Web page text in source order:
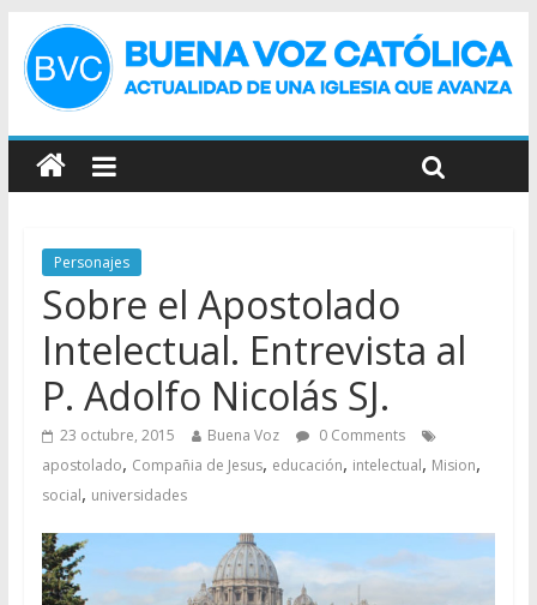
Personajes
Sobre el Apostolado
Intelectual. Entrevista al
P. Adolfo Nicolás SJ.
23 octubre, 2015 Buena Voz
0 Comments
apostolado, Compañia de Jesus, educación, intelectual, Mision,
social, universidades